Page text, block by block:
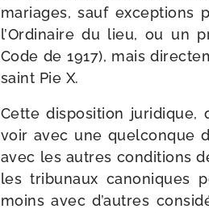
mariages, sauf excep­tions
l’Ordinaire du lieu, ou un
Code de 1917), mais
saint Pie X.
Cette dis­po­si­tion juri­dique,
voir avec une quel­conque
avec les autres condi­tions
les tri­bu­naux cano­niques
moins avec d’autres